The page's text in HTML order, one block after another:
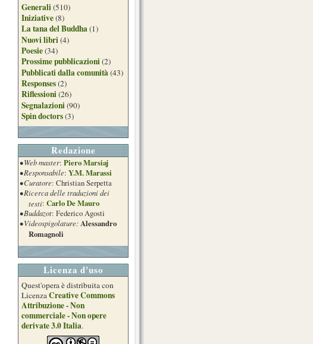
Generali(510)
Iniziative(8)
La tana del Buddha(1)
Nuovi libri(4)
Poesie(34)
Prossime pubblicazioni(2)
Pubblicati dalla comunità(43)
Responses(2)
Riflessioni(26)
Segnalazioni(90)
Spin doctors(3)
Redazione
• Web master: Piero Marsiaj
• Responsabile: Y.M. Marassi
• Curatore: Christian Serpetta
• Ricerca delle traduzioni dei
testi: Carlo De Mauro
• Buddazot: Federico Agosti
• Videospigolature:Alessandro
Romagnoli
Licenza d'uso
Quest'opera è distribuita con
LicenzaCreative Commons
Attribuzione - Non
commerciale - Non opere
derivate 3.0 Italia.